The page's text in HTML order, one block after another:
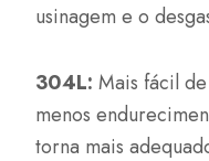
usinagem e o
304L: Mais fácil
menos
torna mais